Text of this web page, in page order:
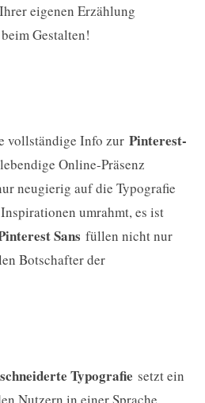
eigenen Erzählung
Gestalten!
vollständige Info zur Pinterest-
Online-Präsenz
neugierig auf die Typografie
umrahmt, es ist
Sans füllen nicht nur
Botschafter der
Typografie setzt ein